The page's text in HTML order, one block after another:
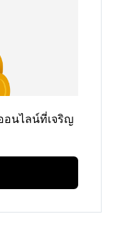
อนไลน์ที่เจริญ